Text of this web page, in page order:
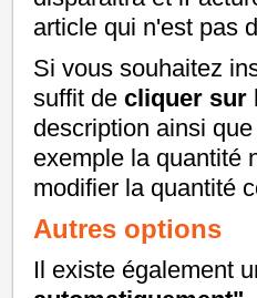
article qui n'est pas
Si vous souhaitez
suffit de cliquer sur
description ainsi
exemple la quantité
modifier la quantité
Autres options
Il existe également